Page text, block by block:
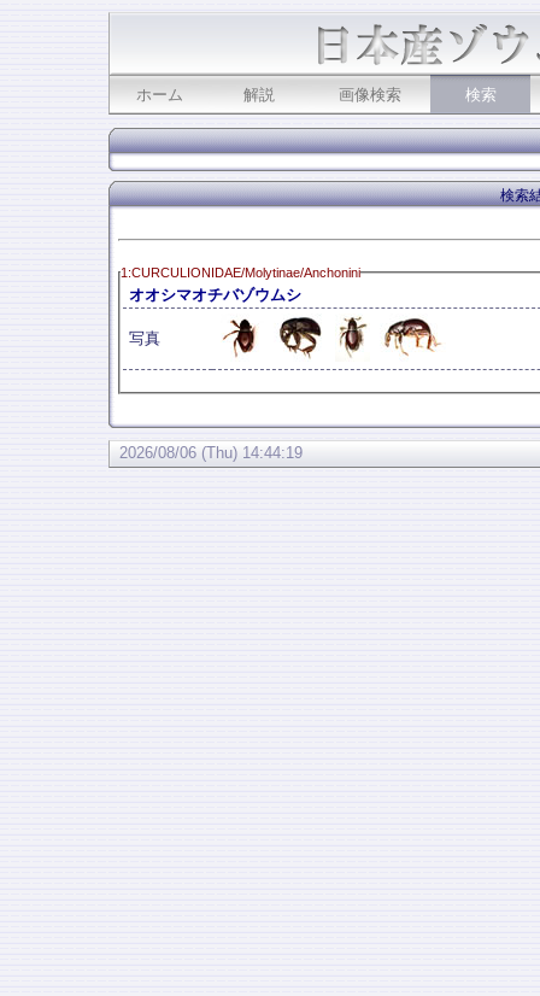
ホーム 解説 画像検索 検索
検索
1:CURCULIONIDAE/Molytinae/Anchonini
オオシマオチバゾウムシ
写真
2026/08/06 (Thu) 14:44:19